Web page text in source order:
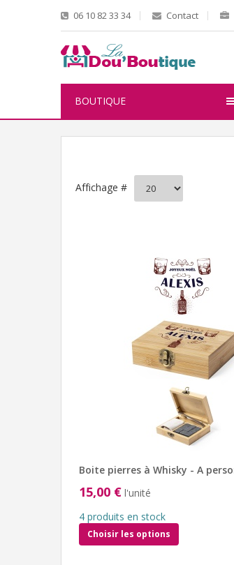
06 10 82 33 34 Contact
BOUTIQUE
Affichage #
Boite pierres à Whisky - A
15,00 € l'unité
4 produits en stock
Choisir les options